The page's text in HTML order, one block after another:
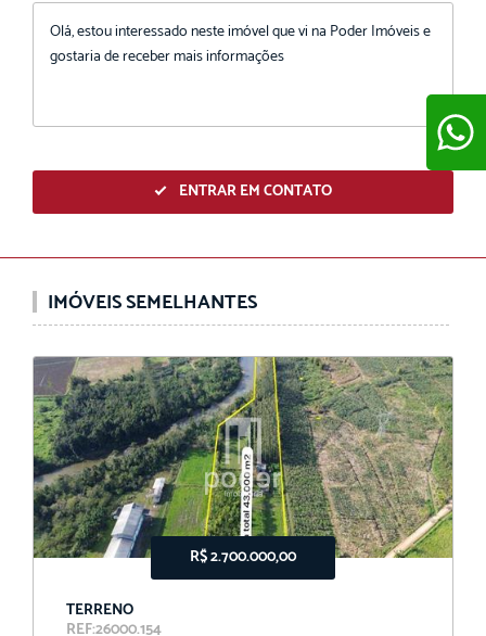
ENTRAR EM CONTATO
IMÓVEIS SEMELHANTES
R$ 2.700.000,00
TERRENO
REF:26000.154
ENVIAR